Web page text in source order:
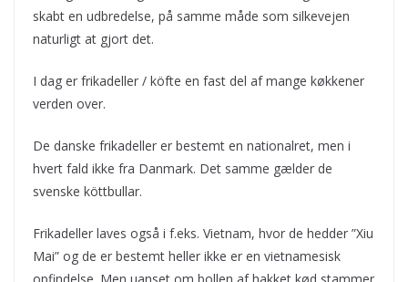
skabt en udbredelse, på samme måde som silkevejen
naturligt at gjort det.
I dag er frikadeller / köfte en fast del af mange køkkener
verden over.
De danske frikadeller er bestemt en nationalret, men i
hvert fald ikke fra Danmark. Det samme gælder de
svenske köttbullar.
Frikadeller laves også i f.eks. Vietnam, hvor de hedder ”Xiu
Mai” og de er bestemt heller ikke er en vietnamesisk